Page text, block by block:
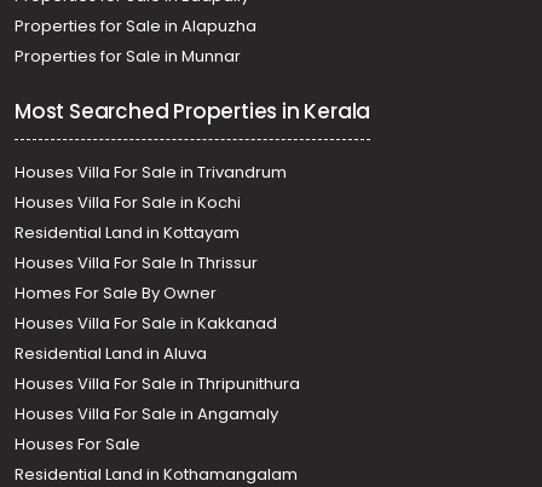
Properties for Sale in Alapuzha
Properties for Sale in Munnar
Most Searched Properties in Kerala
Houses Villa For Sale in Trivandrum
Houses Villa For Sale in Kochi
Residential Land in Kottayam
Houses Villa For Sale In Thrissur
Homes For Sale By Owner
Houses Villa For Sale in Kakkanad
Residential Land in Aluva
Houses Villa For Sale in Thripunithura
Houses Villa For Sale in Angamaly
Houses For Sale
Residential Land in Kothamangalam